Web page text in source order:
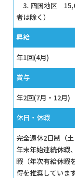
3. 四国地区
者は除く）
昇給
年1回(4月)
賞与
年2回(7月・12月)
休⽇・休暇
完全週休2日制（
年末年始連続休暇
暇（年次有給休暇
得を推奨していま